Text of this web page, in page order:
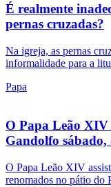
É realmente
pernas cruzadas?
Na igreja, as pernas
informalidade para a
Papa
O Papa Leão XIV
Gandolfo sábado,
O Papa Leão XIV
renomados no pátio do